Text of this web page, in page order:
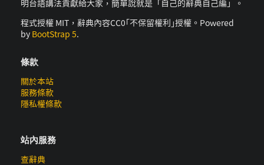
明台語講法貢獻給大家，簡單說就是「自己的辭典自己編」。
程式授權 MIT，辭典內容CC0｢不保留權利｣授權。Powered
by BootStrap 5.
條款
關於本站
服務條款
隱私權條款
站內服務
查辭典